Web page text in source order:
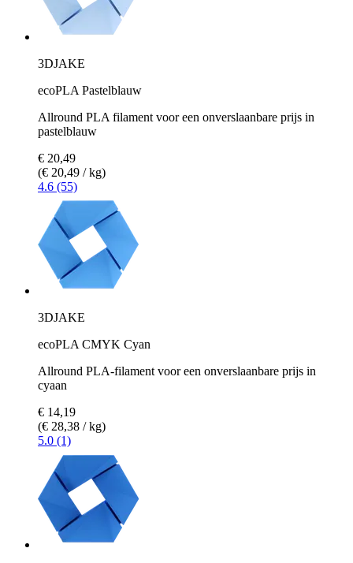
3DJAKE
ecoPLA Pastelblauw
Allround PLA filament voor een onverslaanbare prijs in
pastelblauw
€ 20,49
(€ 20,49 / kg)
4.6 (55)
3DJAKE
ecoPLA CMYK Cyan
Allround PLA-filament voor een onverslaanbare prijs in
cyaan
€ 14,19
(€ 28,38 / kg)
5.0 (1)